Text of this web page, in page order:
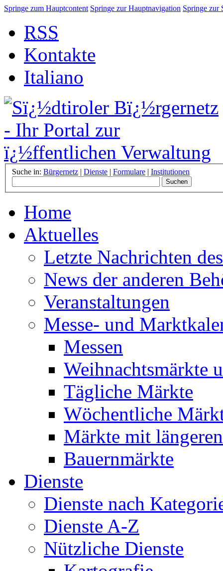
Springe zum Hauptcontent Springe zur Hauptnavigation Springe zur
RSS
Kontakte
Italiano
Suche in: Bürgernetz | Dienste | Formulare | Institutionen
Home
Aktuelles
Letzte Nachrichten
News der anderen
Veranstaltungen
Messe- und
Messen
Weihnachtsmärkte
Tägliche Märkte
Wöchentliche
Märkte mit
Bauernmärkte
Dienste
Dienste nach
Dienste A-Z
Nützliche Dienste